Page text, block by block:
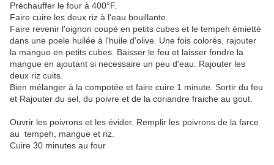
Préchauffer le four à 400°F.
Faire cuire les deux riz à l'eau bouillante.
Faire revenir l'oignon coupé en petits cubes et le tempeh émietté
dans une poele huilée à l'huile d'olive. Une fois colorés, rajouter
la mangue en petits cubes. Baisser le feu et laisser fondre la
mangue en ajoutant si necessaire un peu d'eau. Rajouter les
deux riz cuits.
Bien mélanger à la compotée et faire cuire 1 minute. Sortir du feu
et Rajouter du sel, du poivre et de la coriandre fraiche au gout.
Ouvrir les poivrons et les évider. Remplir les poivrons de la farce
au tempeh, mangue et riz.
Cuire 30 minutes au four